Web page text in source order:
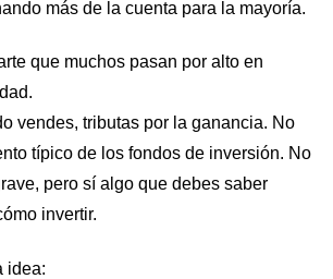
más de la cuenta para la mayoría.
que muchos pasan por alto en
vendes, tributas por la ganancia. No
típico de los fondos de inversión. No
pero sí algo que debes saber
invertir.
idea: